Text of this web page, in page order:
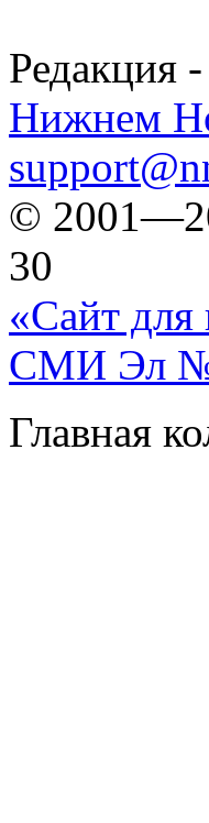
Редакция -
Нижнем
©
30
«Сайт для
СМИ Эл №
Главная